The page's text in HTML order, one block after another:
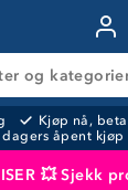
og
Kjøp nå,
dagers åpent kjøp
💥 Sjekk